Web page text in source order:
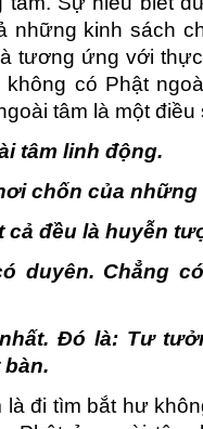
những kinh sách
tương ứng với
có Phật
tâm là một điều
tâm linh động.
chốn của
cả đều là huyễn
duyên. Chẳng
Ðó là: Tư
đi tìm bắt hư